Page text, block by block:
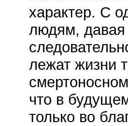
характер. С
людям, давая
лежат жизни
что в
только во